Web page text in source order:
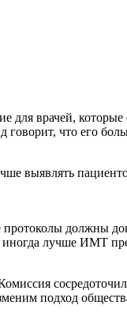
для врачей,
что его
выявлять
должны
иногда лучше ИМТ
подход